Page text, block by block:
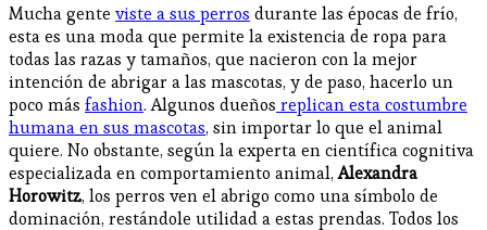
Mucha gente viste a sus perros durante las épocas de frío,
esta es una moda que permite la existencia de ropa para
todas las razas y tamaños, que nacieron con la mejor
intención de abrigar a las mascotas, y de paso, hacerlo un
poco más fashion. Algunos dueños replican esta costumbre
humana en sus mascotas, sin importar lo que el animal
quiere. No obstante, según la experta en científica cognitiva
especializada en comportamiento animal,Alexandra
Horowitz, los perros ven el abrigo como una símbolo de
dominación, restándole utilidad a estas prendas. Todos los